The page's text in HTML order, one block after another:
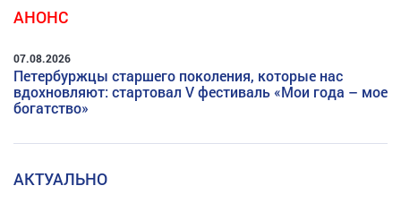
АНОНС
07.08.2026
Петербуржцы старшего поколения, которые нас
вдохновляют: стартовал V фестиваль «Мои года – мое
богатство»
АКТУАЛЬНО